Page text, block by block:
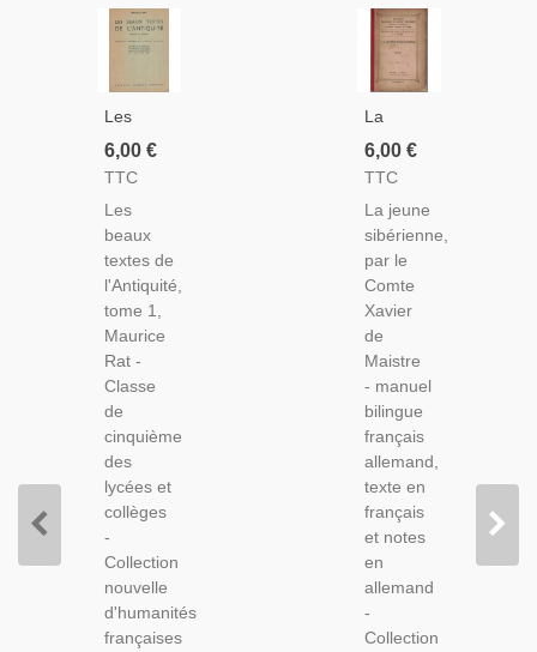
Les
Beaux
Textes
L'Antiquité,
Classe
De 5e,
Debouck,
1954 -
Manuels
De
Français
6,00 €
TTC
Les
beaux
textes de
l'Antiquité,
tome 1,
Maurice
Rat -
Classe
de
cinquième
des
lycées et
collèges
-
Collection
nouvelle
d'humanités
françaises
La
Jeune
Sibérienne,
Prosateurs
Français,
Fanzösischer
Schriftsteller,
1892 -
Littérature
XVIIIe S.
Bilingue
Deutsch
6,00 €
TTC
La jeune
sibérienne,
par le
Comte
Xavier
de
Maistre
- manuel
bilingue
français
allemand,
texte en
français
et notes
en
allemand
-
Collection